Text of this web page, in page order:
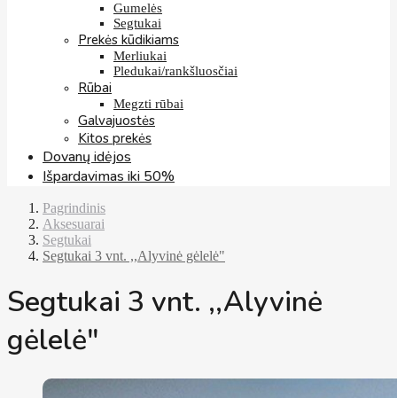
Gumelės
Segtukai
Prekės kūdikiams
Merliukai
Pledukai/rankšluosčiai
Rūbai
Megzti rūbai
Galvajuostės
Kitos prekės
Dovanų idėjos
Išpardavimas iki 50%
Pagrindinis
Aksesuarai
Segtukai
Segtukai 3 vnt. ,,Alyvinė gėlelė"
Segtukai 3 vnt. ,,Alyvinė
gėlelė"